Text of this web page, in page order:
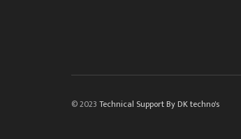
© 2023 Technical Support By DK techno's